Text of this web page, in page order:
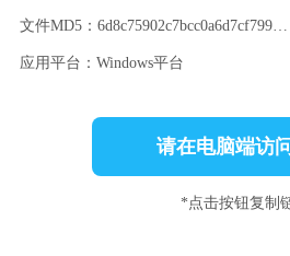
文件MD5：6d8c75902c7bcc0a6d7cf79937a3397c
应用平台：Windows平台
请在电脑端访
*点击按钮复制